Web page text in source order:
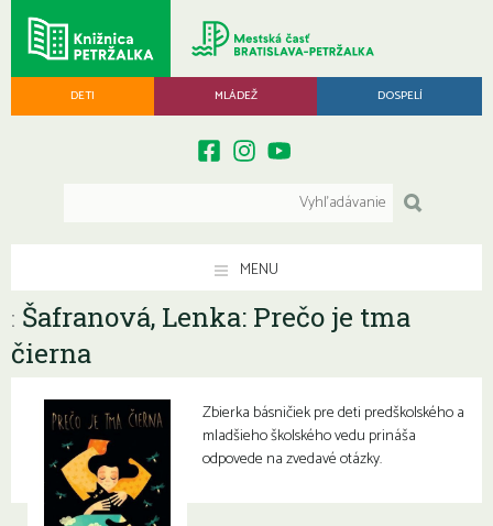
DETI MLÁDEŽ DOSPELÍ
MENU
: Šafranová, Lenka: Prečo je tma
čierna
Zbierka básničiek pre deti predškolského a
mladšieho školského vedu prináša
odpovede na zvedavé otázky.